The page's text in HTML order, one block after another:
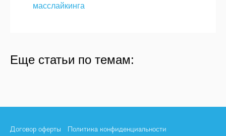
масслайкинга
Еще статьи по темам:
2020
Программа для раскрутки в Тик Ток
Договор оферты Политика конфиденциальности